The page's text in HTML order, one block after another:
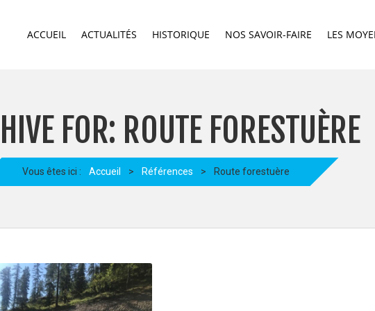
ACCUEIL ACTUALITÉS HISTORIQUE NOS SAVOIR-FAIRE LES
FOR: ROUTE FORESTUÈRE
Vous êtes ici : Accueil > Références > Route forestuère